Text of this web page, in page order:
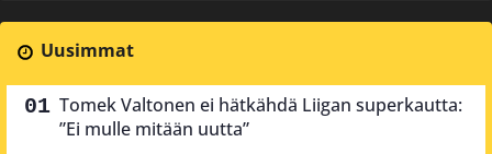
Uusimmat
Tomek Valtonen ei hätkähdä Liigan superkautta:
”Ei mulle mitään uutta”